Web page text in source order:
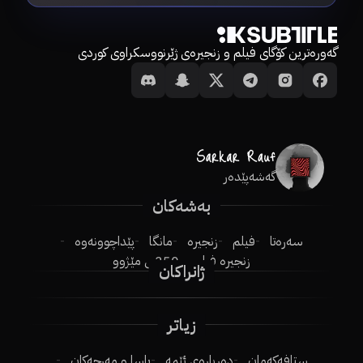
گەورەترین کۆگای فیلم و زنجیرەی ژێرنووسکراوی کوردی
گەشەپێدەر
بەشەکان
سەرەتا فیلم زنجیرە مانگا
پێداچوونەوە
زنجیرە فیلم
250ـی مێژوو
ژانراکان
زیاتر